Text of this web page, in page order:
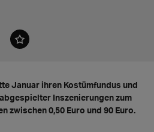
Januar ihren Kostümfundus und
Inszenierungen zum
zwischen 0,50 Euro und 90 Euro.